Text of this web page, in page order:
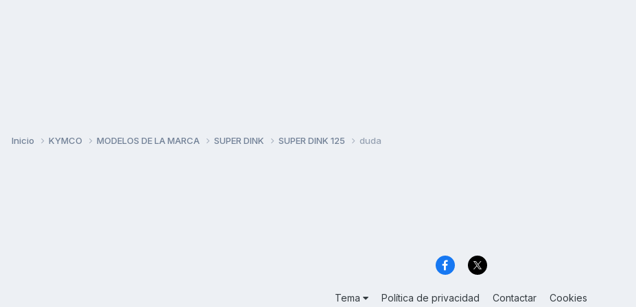
Inicio KYMCO MODELOS DE LA MARCA SUPER DINK SUPER DINK 125 duda
Tema Política de privacidad Contactar Cookies